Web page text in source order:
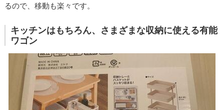
るので、移動も楽々です。
キッチンはもちろん、さまざまな収納に使える有能
ワゴン